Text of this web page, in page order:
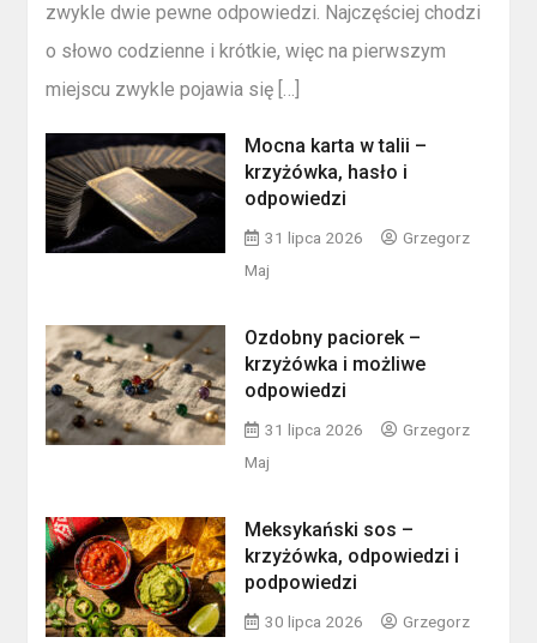
zwykle dwie pewne odpowiedzi. Najczęściej chodzi
o słowo codzienne i krótkie, więc na pierwszym
miejscu zwykle pojawia się […]
Mocna karta w talii –
krzyżówka, hasło i
odpowiedzi
31 lipca 2026
Grzegorz
Maj
Ozdobny paciorek –
krzyżówka i możliwe
odpowiedzi
31 lipca 2026
Grzegorz
Maj
Meksykański sos –
krzyżówka, odpowiedzi i
podpowiedzi
30 lipca 2026
Grzegorz